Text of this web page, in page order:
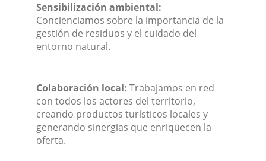
Sensibilización ambiental:
Concienciamos sobre la importancia de la
gestión de residuos y el cuidado del
entorno natural.
Colaboración local: Trabajamos en red
con todos los actores del territorio,
creando productos turísticos locales y
generando sinergias que enriquecen la
oferta.